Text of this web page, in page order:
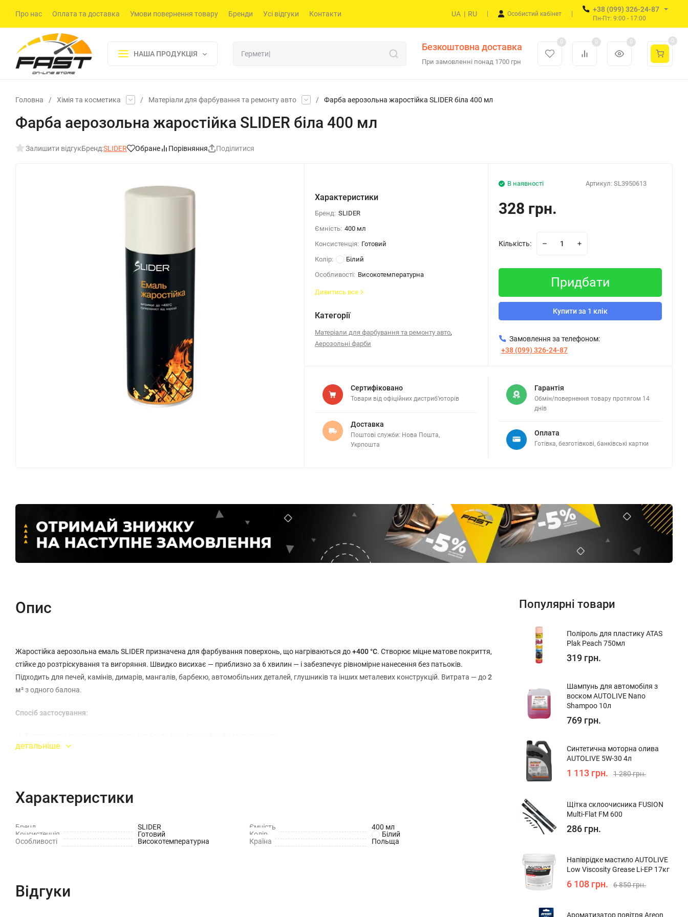
Про нас Оплата та доставка Умови повернення товару Бренди Усі відгуки Контакти UA | RU Особистий кабінет
+38 (099) 326-24-87
Пн-Пт: 9:00 - 17:00
НАША ПРОДУКЦІЯ
Безкоштовна доставка
При замовленні понад 1700 грн
0 0 0 0
Головна / Хімія та косметика / Матеріали для фарбування та ремонту авто / Фарба аерозольна жаростійка SLIDER біла 400 мл
Фарба аерозольна жаростійка SLIDER біла 400 мл
Залишити відгукБренд:SLIDER Обране Порівняння Поділитися
Характеристики
Бренд: SLIDER
Ємність: 400 мл
Консистенція: Готовий
Колір:
Білий
Особливості: Високотемпературна
Дивитись все
Категорії
Матеріали для фарбування та ремонту авто,
Аерозольні фарби
Артикул: SL3950613
В наявності
328 грн.
Кількість:
Придбати
Купити за 1 клік
Замовлення за телефоном:
+38 (099) 326-24-87
Сертифіковано
Товари від офіційних дистриб’юторів
Доставка
Поштові служби: Нова Пошта,
Укрпошта
Гарантія
Обмін/повернення товару протягом 14
днів
Оплата
Готівка, безготівкові, банківські картки
Опис
Жаростійка аерозольна емаль SLIDER призначена для фарбування поверхонь, що нагріваються до+400 °C. Створює міцне матове покриття,
стійке до розтріскування та вигоряння. Швидко висихає — приблизно за 6 хвилин — і забезпечує рівномірне нанесення без патьоків.
Підходить для печей, камінів, димарів, мангалів, барбекю, автомобільних деталей, глушників та інших металевих конструкцій. Витрата — до2
м² з одного балона.
Спосіб застосування:
Робити паузу 3–5 хвилин між шарами.
Після нанесення дати покриттю висохнути та стабілізуватися при поступовому нагріванні.
детальніше
Характеристики
Бренд SLIDER Ємність
400 мл
Консистенція
Готовий Колір
Білий
Особливості
Високотемпературна Країна Польща
Відгуки
Популярні товари
Поліроль для пластику ATAS
Plak Peach 750мл
319 грн.
Шампунь для автомобіля з
воском AUTOLIVE Nano
Shampoo 10л
769 грн.
Синтетична моторна олива
AUTOLIVE 5W-30 4л
1 113 грн. 1 280 грн.
Щітка склоочисника FUSION
Multi-Flat FM 600
286 грн.
Напіврідке мастило AUTOLIVE
Low Viscosity Grease Li-EP 17кг
6 108 грн. 6 850 грн.
Ароматизатор повітря Areon